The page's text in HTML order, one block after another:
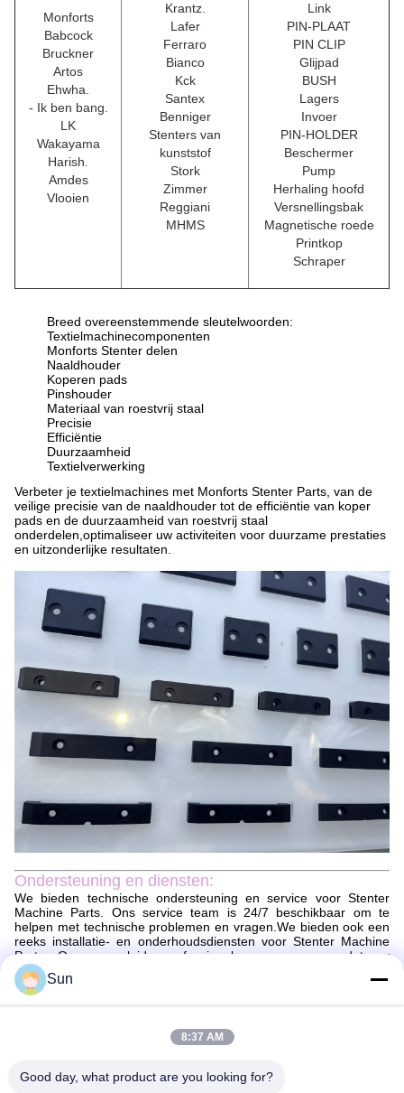
Monforts
Babcock
Bruckner
Artos
Ehwha.
- Ik ben bang.
LK
Wakayama
Harish.
Amdes
Vlooien
Krantz.
Lafer
Ferraro
Bianco
Kck
Santex
Benniger
Stenters van
kunststof
Stork
Zimmer
Reggiani
MHMS
Link
PIN-PLAAT
PIN CLIP
Glijpad
BUSH
Lagers
Invoer
PIN-HOLDER
Beschermer
Pump
Herhaling hoofd
Versnellingsbak
Magnetische roede
Printkop
Schraper
Breed overeenstemmende sleutelwoorden:
Textielmachinecomponenten
Monforts Stenter delen
Naaldhouder
Koperen pads
Pinshouder
Materiaal van roestvrij staal
Precisie
Efficiëntie
Duurzaamheid
Textielverwerking
Verbeter je textielmachines met Monforts Stenter Parts, van de
veilige precisie van de naaldhouder tot de efficiëntie van koper
pads en de duurzaamheid van roestvrij staal
onderdelen,optimaliseer uw activiteiten voor duurzame prestaties
en uitzonderlijke resultaten.
Ondersteuning en diensten:
We bieden technische ondersteuning en service voor Stenter
Machine Parts. Ons service team is 24/7 beschikbaar om te
helpen met technische problemen en vragen.We bieden ook een
reeks installatie- en onderhoudsdiensten voor Stenter Machine
Parts. Onze opgeleide professionals zorgen ervoor dat uw
product correct wordt geïnstalleerd en soepel draait. In geval van
een storing of storing kunnen wij u helpen bij het diagnosticeren
en repareren van het probleem.
Verpakking en verzending:
Verpakking en verzending van stentermachineonderdelen
De onderdelen van de stentermachine worden veilig verpakt om
ervoor te zorgen dat ze in perfecte staat aankomen.De
Sun
8:37 AM
Good day, what product are you looking for?